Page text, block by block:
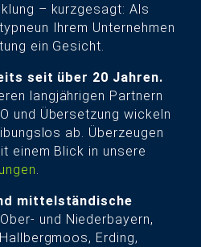
– kurzgesagt: Als
Ihrem Unternehmen
ein Gesicht.
seit über 20 Jahren.
langjährigen Partnern
und Übersetzung wickeln
ab. Überzeugen
einem Blick in unsere
.
mittelständische
und Niederbayern,
Erding,